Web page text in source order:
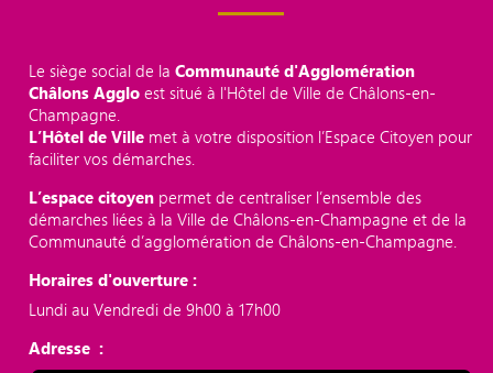
Le siège social de laCommunauté d'Agglomération
Châlons Aggloest situé à l'Hôtel de Ville de Châlons-en-
Champagne.
L’Hôtel de Ville met à votre disposition l’Espace Citoyen pour
faciliter vos démarches.
L’espace citoyen permet de centraliser l’ensemble des
démarches liées à la Ville de Châlons-en-Champagne et de la
Communauté d’agglomération de Châlons-en-Champagne.
Horaires d'ouverture :
Lundi au Vendredi de 9h00 à 17h00
Adresse :